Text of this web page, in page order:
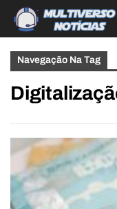
Navegação Na Tag